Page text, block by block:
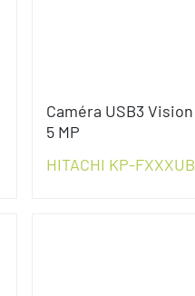
Caméra USB3 Vision
5 MP
HITACHI KP-FXXXUB